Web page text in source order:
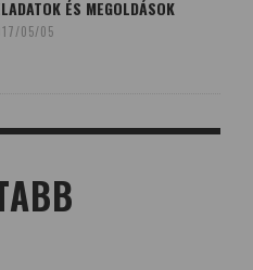
ÉS MEGOLDÁSOK
05/05